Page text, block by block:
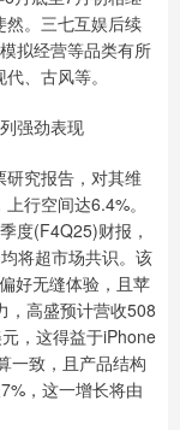
然。三七互娱后续
拟经营等品类有所
、古风等。
强劲表现
究报告，对其维
行空间达6.4%。
度(F4Q25)财报，
将超市场共识。该
好无缝体验，且苹
，高盛预计营收508
，这得益于iPhone
一致，且产品结构
，这一增长将由